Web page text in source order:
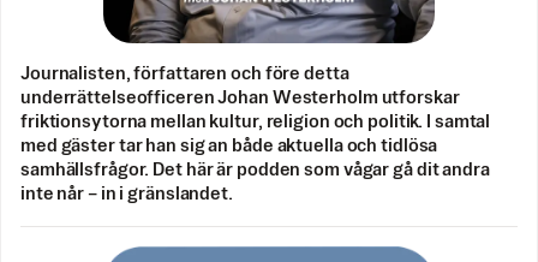
Journalisten, författaren och före detta
underrättelseofficeren Johan Westerholm utforskar
friktionsytorna mellan kultur, religion och politik. I samtal
med gäster tar han sig an både aktuella och tidlösa
samhällsfrågor. Det här är podden som vågar gå dit andra
inte når – in i gränslandet.